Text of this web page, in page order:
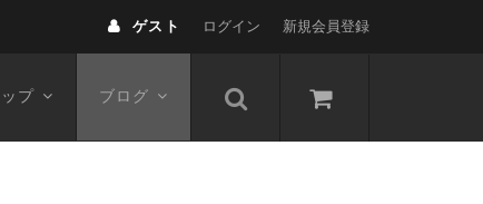
ゲスト ログイン 新規会員登録
プ ブログ